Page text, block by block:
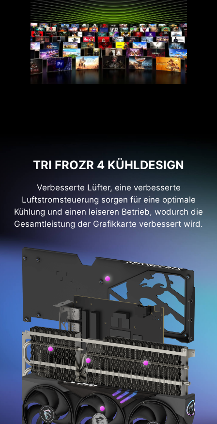
TRI FROZR 4 KÜHLDESIGN
Verbesserte Lüfter, eine verbesserte
Luftstromsteuerung sorgen für eine optimale
Kühlung und einen leiseren Betrieb, wodurch die
Gesamtleistung der Grafikkarte verbessert wird.